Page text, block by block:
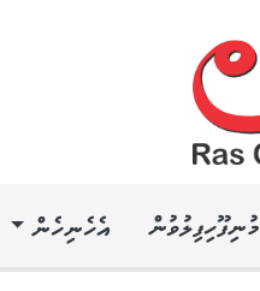
މުނިފޫހިފިލުވުން އެހެނިހެން